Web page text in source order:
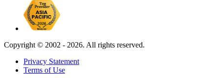
Copyright © 2002 - 2026. All rights reserved.
Privacy Statement
Terms of Use